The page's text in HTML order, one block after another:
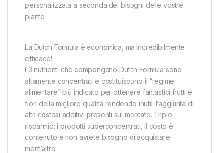
personalizzata a seconda dei bisogni delle vostre
piante.
La Dutch Formula è economica, ma incredibilmente
efficace!
I 3 nutrienti che compongono Dutch Formula sono
altamente concentrati e costituiscono il “regime
alimentare” più indicato per ottenere fantastici frutti e
fiori della migliore qualità rendendo inutili l’aggiunta di
altri costosi additivi presenti sul mercato. Triplo
risparmio: i prodotti superconcentrati, il costo è
contenuto e non avrete bisogno di acquistare
nient’altro.